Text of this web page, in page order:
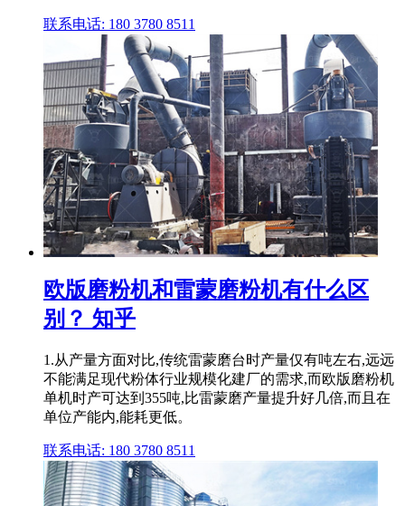
联系电话: 180 3780 8511
欧版磨粉机和雷蒙磨粉机有什么区
别？ 知乎
1.从产量方面对比,传统雷蒙磨台时产量仅有吨左右,远远
不能满足现代粉体行业规模化建厂的需求,而欧版磨粉机
单机时产可达到355吨,比雷蒙磨产量提升好几倍,而且在
单位产能内,能耗更低。
联系电话: 180 3780 8511